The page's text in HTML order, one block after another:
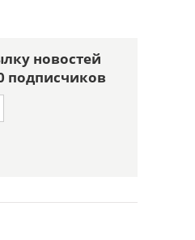
новостей
подписчиков